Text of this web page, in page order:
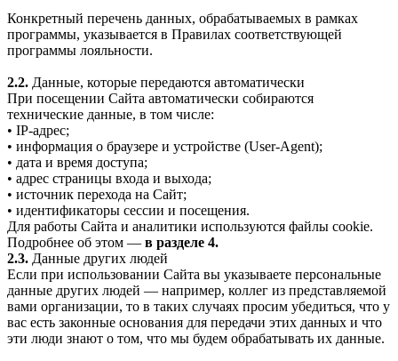
Конкретный перечень данных, обрабатываемых в рамках
программы, указывается в Правилах соответствующей
программы лояльности.
2.2. Данные, которые передаются автоматически
При посещении Сайта автоматически собираются
технические данные, в том числе:
• IP-адрес;
• информация о браузере и устройстве (User-Agent);
• дата и время доступа;
• адрес страницы входа и выхода;
• источник перехода на Сайт;
• идентификаторы сессии и посещения.
Для работы Сайта и аналитики используются файлы cookie.
Подробнее об этом — в разделе 4.
2.3. Данные других людей
Если при использовании Сайта вы указываете персональные
данные других людей — например, коллег из представляемой
вами организации, то в таких случаях просим убедиться, что у
вас есть законные основания для передачи этих данных и что
эти люди знают о том, что мы будем обрабатывать их данные.